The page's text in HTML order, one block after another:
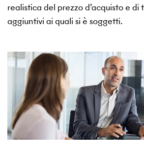
realistica del prezzo d’acquisto e di
aggiuntivi ai quali si è soggetti.